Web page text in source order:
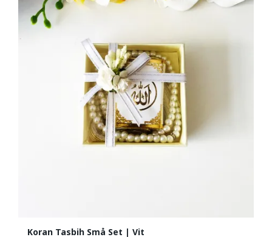
Koran Tasbih Små Set | Vit